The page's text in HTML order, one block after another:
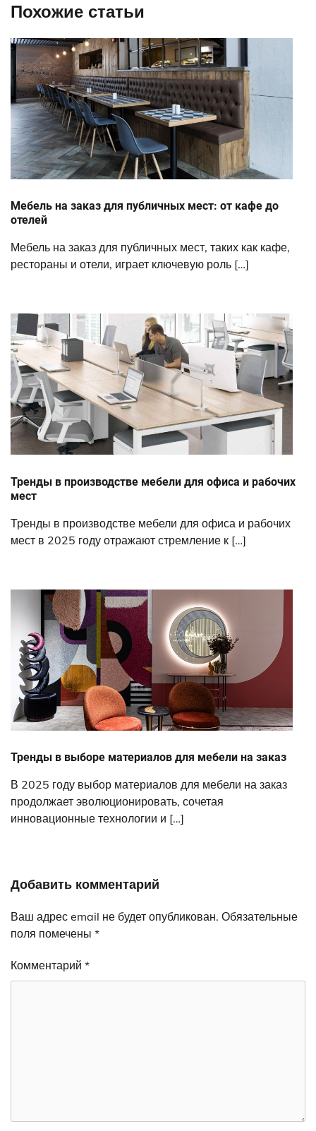
Похожие статьи
Мебель на заказ для публичных мест: от кафе до
отелей
Мебель на заказ для публичных мест, таких как кафе,
рестораны и отели, играет ключевую роль […]
Тренды в производстве мебели для офиса и рабочих
мест
Тренды в производстве мебели для офиса и рабочих
мест в 2025 году отражают стремление к […]
Тренды в выборе материалов для мебели на заказ
В 2025 году выбор материалов для мебели на заказ
продолжает эволюционировать, сочетая
инновационные технологии и […]
Добавить комментарий
Ваш адрес email не будет опубликован. Обязательные
поля помечены *
Комментарий *